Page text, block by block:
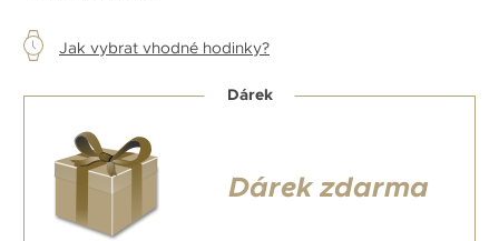
Jak vybrat vhodné hodinky?
Dárek
Dárek zdarma